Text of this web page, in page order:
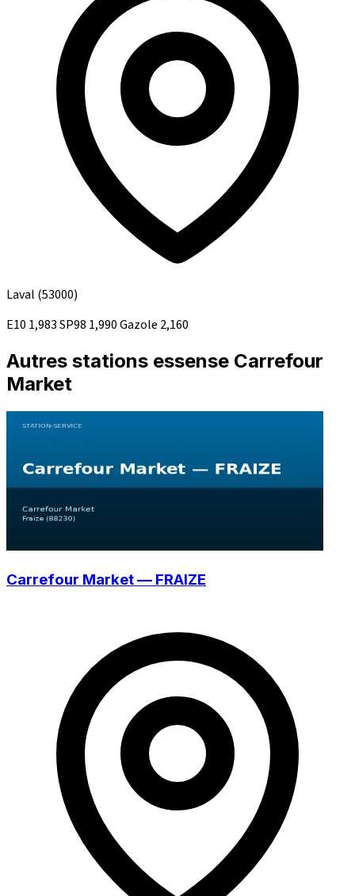
Laval (53000)
E10 1,983SP98 1,990Gazole 2,160
Autres stations essense Carrefour
Market
Carrefour Market — FRAIZE